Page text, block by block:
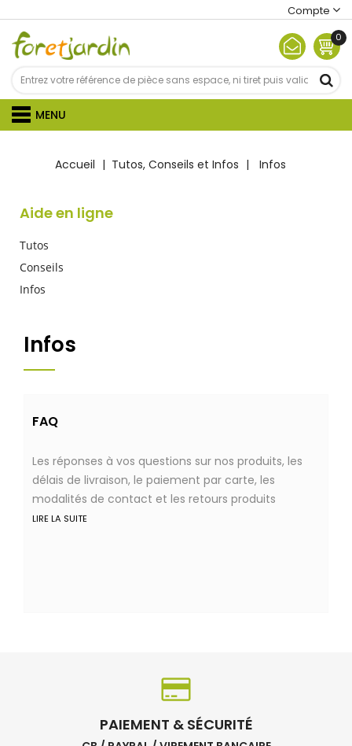
Compte
0
MENU
Accueil Tutos, Conseils et Infos Infos
Aide en ligne
Tutos
Conseils
Infos
Infos
FAQ
Les réponses à vos questions sur nos produits, les
délais de livraison, le paiement par carte, les
modalités de contact et les retours produits
LIRE LA SUITE
PAIEMENT & SÉCURITÉ